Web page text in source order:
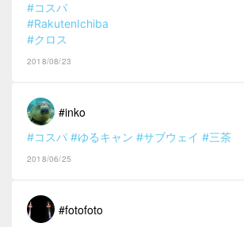
#コスパ
#RakutenIchiba
#クロス
2018/08/23
#inko
#コスパ #ゆるキャン #サブウェイ #三茶
2018/06/25
#fotofoto